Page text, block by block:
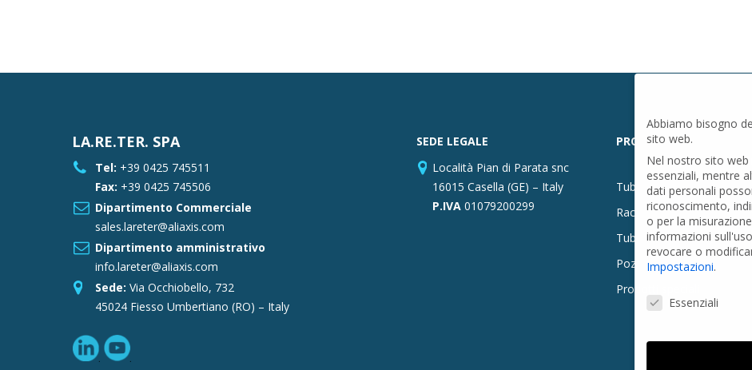
LA.RE.TER. SPA
Tel: +39 0425 745511
Fax: +39 0425 745506
Dipartimento Commerciale
sales.lareter@aliaxis.com
Dipartimento amministrativo
info.lareter@aliaxis.com
Sede: Via Occhiobello, 732
45024 Fiesso Umbertiano (RO) – Italy
SEDE LEGALE
Località Pian di Parata snc
16015 Casella (GE) – Italy
P.IVA01079200299
PRODOTTI
Tubi PVC
Raccordi PVC
Tubi e Raccordi in PVC-A
Pozzi Artesiani
Prodotti speciali
Abbiamo bisogno
sito web.
Nel nostro sito web
essenziali, mentre
dati personali
riconoscimento,
o per la
informazioni
revocare o
Impostazioni.
Preferenze Privacy
Essenziali